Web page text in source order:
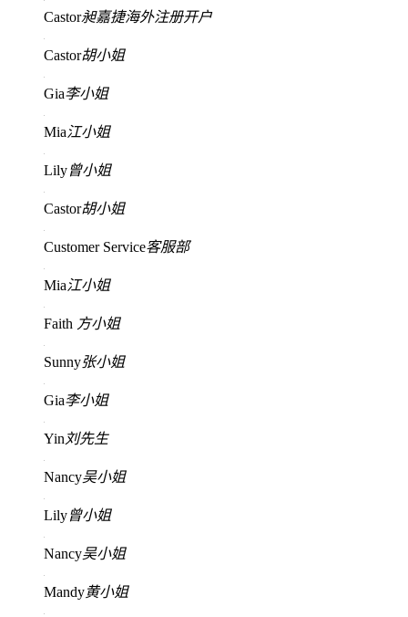
Castor昶嘉捷海外注册开户
Castor胡小姐
Gia李小姐
Mia江小姐
Lily曾小姐
Castor胡小姐
Customer Service客服部
Mia江小姐
Faith 方小姐
Sunny张小姐
Gia李小姐
Yin 刘先生
Nancy吴小姐
Lily曾小姐
Nancy吴小姐
Mandy黄小姐